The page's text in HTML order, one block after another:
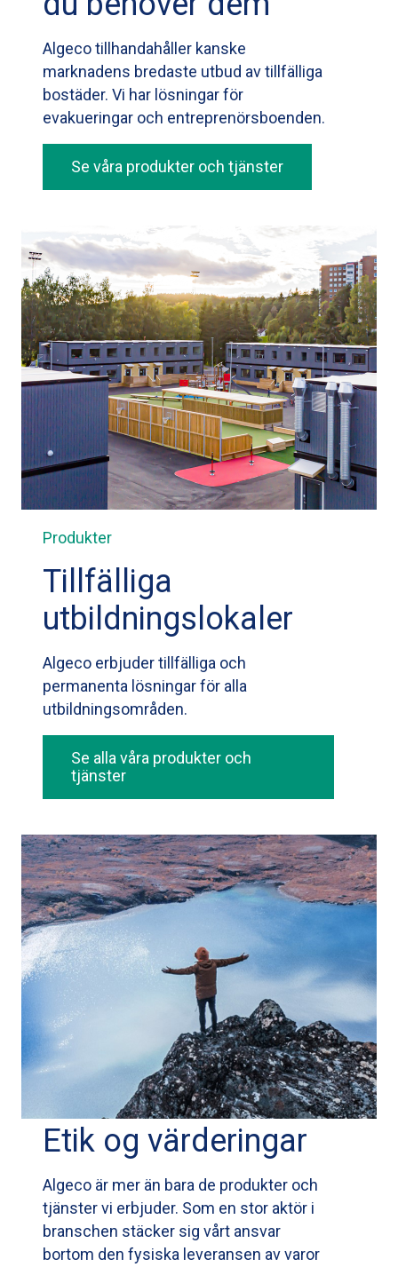
Algeco tillhandahåller kanske
marknadens bredaste utbud av tillfälliga
bostäder. Vi har lösningar för
evakueringar och entreprenörsboenden.
Se våra produkter och tjänster
Produkter
Tillfälliga
utbildningslokaler
Algeco erbjuder tillfälliga och
permanenta lösningar för alla
utbildningsområden.
Se alla våra produkter och
tjänster
Etik og värderingar
Algeco är mer än bara de produkter och
tjänster vi erbjuder. Som en stor aktör i
branschen stäcker sig vårt ansvar
bortom den fysiska leveransen av varor